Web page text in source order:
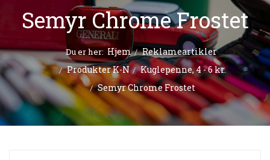
Semyr Chrome Frostet
Du er her: Hjem
Reklameartikler
Produkter K-N
Kuglepenne, 4 - 6 kr.
Semyr Chrome Frostet